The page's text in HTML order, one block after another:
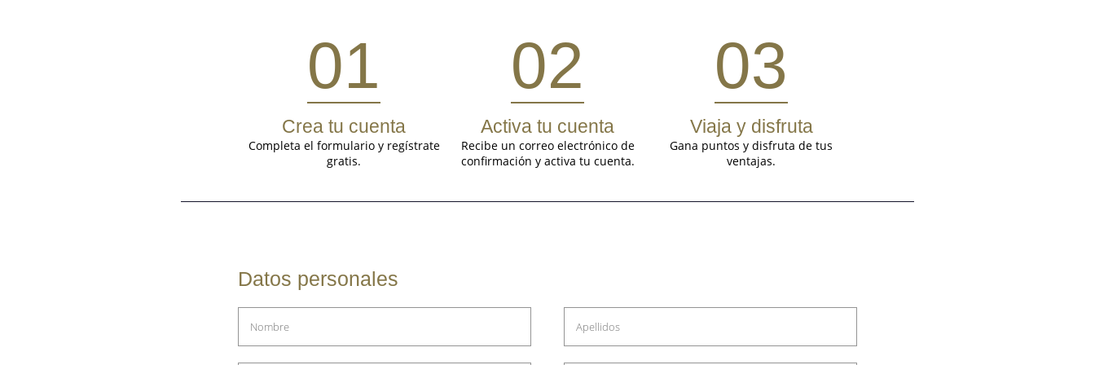
01
Crea tu cuenta
Completa el formulario y regístrate
gratis.
02
Activa tu cuenta
Recibe un correo electrónico de
confirmación y activa tu cuenta.
03
Viaja y disfruta
Gana puntos y disfruta de tus
ventajas.
Datos personales
Nombre Apellidos